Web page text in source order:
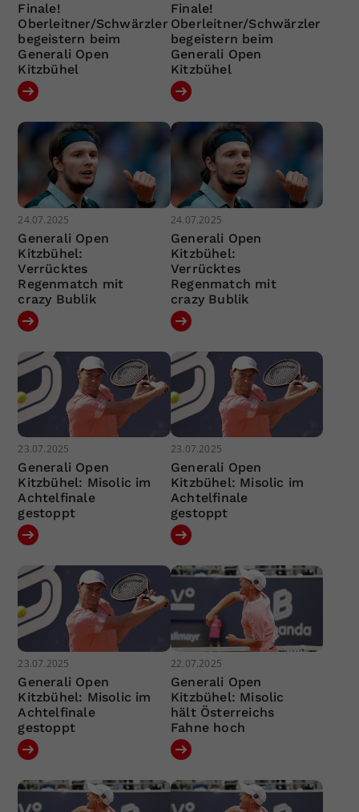
Finale!
Oberleitner/Schwärzler
begeistern beim
Generali Open
Kitzbühel
Finale!
Oberleitner/Schwärzler
begeistern beim
Generali Open
Kitzbühel
24.07.2025
Generali Open
Kitzbühel:
Verrücktes
Regenmatch mit
crazy Bublik
24.07.2025
Generali Open
Kitzbühel:
Verrücktes
Regenmatch mit
crazy Bublik
23.07.2025
Generali Open
Kitzbühel: Misolic im
Achtelfinale
gestoppt
23.07.2025
Generali Open
Kitzbühel: Misolic im
Achtelfinale
gestoppt
23.07.2025
Generali Open
Kitzbühel: Misolic im
Achtelfinale
gestoppt
22.07.2025
Generali Open
Kitzbühel: Misolic
hält Österreichs
Fahne hoch